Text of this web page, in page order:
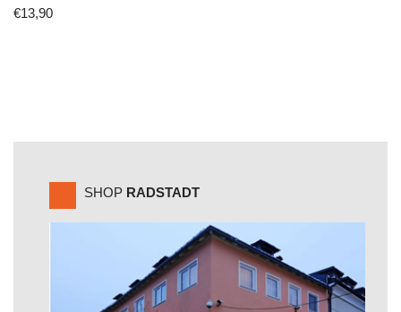
€13,90
SHOP RADSTADT